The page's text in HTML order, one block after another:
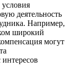
деятельность
Например,
широкий
могут